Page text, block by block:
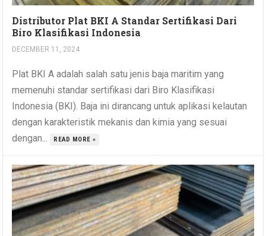
Distributor Plat BKI A Standar Sertifikasi Dari
Biro Klasifikasi Indonesia
DECEMBER 11, 2024
Plat BKI A adalah salah satu jenis baja maritim yang
memenuhi standar sertifikasi dari Biro Klasifikasi
Indonesia (BKI). Baja ini dirancang untuk aplikasi kelautan
dengan karakteristik mekanis dan kimia yang sesuai
dengan...
READ MORE »